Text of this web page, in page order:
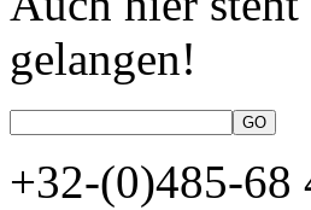
gelangen!
+32-(0)485-68